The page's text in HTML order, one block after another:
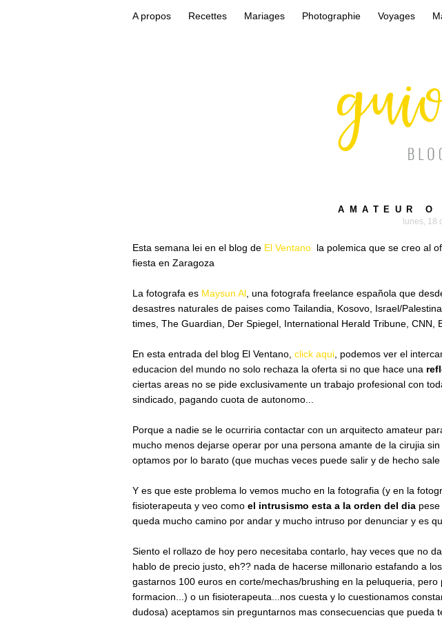
A propos Recettes Mariages Photographie Voyages
AMATEUR
lunes, 18
Esta semana lei en el blog de El Ventano la polemica que se creo al
fiesta en Zaragoza
La fotografa es Maysun Al , una fotografa freelance española que
desastres naturales de paises como Tailandia, Kosovo, Israel/
times, The Guardian, Der Spiegel, International Herald Tribune, CNN,
En esta entrada del blog El Ventano, click aqui , podemos ver el
educacion del mundo no solo rechaza la oferta si no que hace una
ciertas areas no se pide exclusivamente un trabajo profesional con
sindicado, pagando cuota de autonomo...
Porque a nadie se le ocurriria contactar con un arquitecto amateur
mucho menos dejarse operar por una persona amante de la cirujia
optamos por lo barato (que muchas veces puede salir y de hecho
Y es que este problema lo vemos mucho en la fotografia (y en la
fisioterapeuta y veo como el intrusismo esta a la orden del dia
queda mucho camino por andar y mucho intruso por denunciar y es
Siento el rollazo de hoy pero necesitaba contarlo, hay veces que no
hablo de precio justo, eh?? nada de hacerse millonario estafando a
gastarnos 100 euros en corte/mechas/brushing en la peluqueria, pero
formacion...) o un fisioterapeuta...nos cuesta y lo cuestionamos
dudosa) aceptamos sin preguntarnos mas consecuencias que pueda